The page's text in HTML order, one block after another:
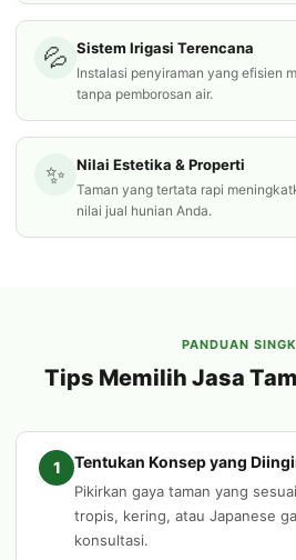
💦 Sistem Irigasi Terencana
Instalasi penyiraman yang efisien
tanpa pemborosan air.
✨ Nilai Estetika & Properti
Taman yang tertata rapi
nilai jual hunian Anda.
PANDUAN
Tips Memilih Jasa
1 Tentukan Konsep yang
Pikirkan gaya taman yang
tropis, kering, atau Japanese
konsultasi.